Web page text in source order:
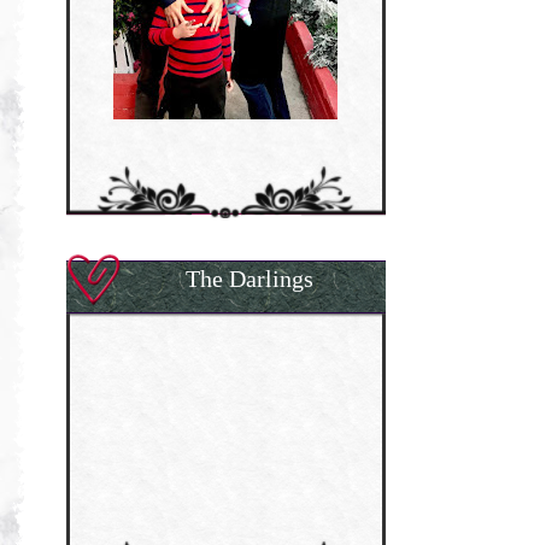
The Darlings